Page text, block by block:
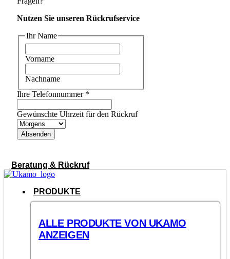
Nutzen Sie unseren Rückrufservice
Ihr Name
Vorname
Nachname
Ihre Telefonnummer *
Gewünschte Uhrzeit für den Rückruf
Absenden
Beratung & Rückruf
PRODUKTE
ALLE PRODUKTE VON UKAMO
ANZEIGEN